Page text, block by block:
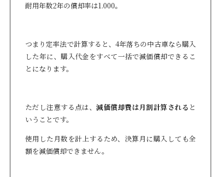
耐用年数2年の償却率は1.000。
つまり定率法で計算すると、4年落ちの中古車なら購入
した年に、購入代金をすべて一括で減価償却できるこ
とになります。
ただし注意する点は、減価償却費は月割計算される と
いうことです。
使用した月数を計上するため、決算月に購入しても全
額を減価償却できません。